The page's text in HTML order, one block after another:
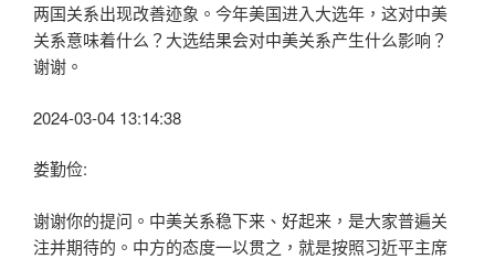
两国关系出现改善迹象。今年美国进入大选年，这对中美
关系意味着什么？大选结果会对中美关系产生什么影响？
谢谢。
2024-03-04 13:14:38
娄勤俭:
谢谢你的提问。中美关系稳下来、好起来，是大家普遍关
注并期待的。中方的态度一以贯之，就是按照习近平主席